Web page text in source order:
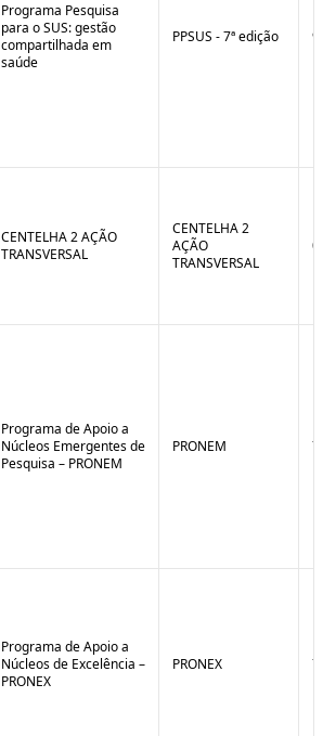
Programa Pesquisa
para o SUS: gestão
compartilhada em
saúde
PPSUS - 7ª edição
CENTELHA 2 AÇÃO
TRANSVERSAL
CENTELHA 2
AÇÃO
TRANSVERSAL
Programa de Apoio a
Núcleos Emergentes de
Pesquisa – PRONEM
PRONEM
Programa de Apoio a
Núcleos de Excelência –
PRONEX
PRONEX